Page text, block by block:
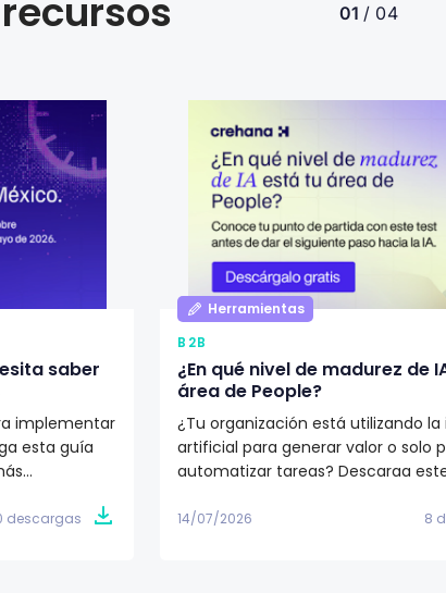
01 / 04
saber
implementar
esta guía
acciones
descargas
Herramientas
B2B
¿En qué nivel de madurez de
área de People?
¿Tu organización está utilizando
artificial para generar valor o solo
automatizar tareas? Descarga
encuentra tu área de People.
14/07/2026 8